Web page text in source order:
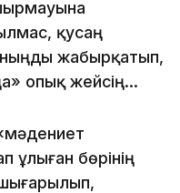
қусаң
жабырқатып,
опық жейсің...
ұлыған бөрінің
шығарылып,